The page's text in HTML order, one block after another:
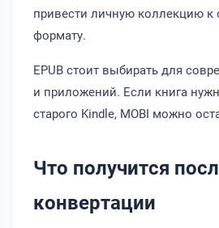
привести личную коллекцию к
формату.
EPUB стоит выбирать для
и приложений. Если книга
старого Kindle, MOBI можно
Что получится
конвертации